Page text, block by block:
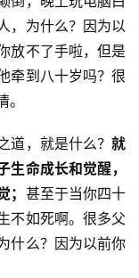
，为什么？因为以
放不了手啦，但是
牵到八十岁吗？很
，就是什么？ 就
生命成长和觉醒，
甚至于当你四十
不如死啊。很多父
什么？因为以前你